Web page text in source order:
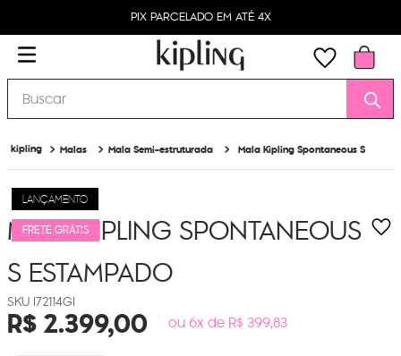
PIX PARCELADO EM ATÉ 4X
Buscar
Malas Mala Semi-estruturada Mala Kipling Spontaneous S
LANÇAMENTO
FRETE GRÁTIS
MALA KIPLING SPONTANEOUS
SESTAMPADO
I72114GI
R$2.399,00 ou 6x de R$ 399,83